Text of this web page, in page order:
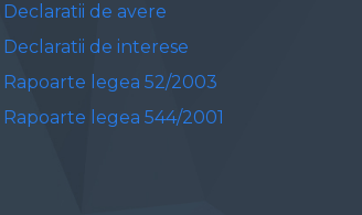
Declaratii de avere
Declaratii de interese
Rapoarte legea 52/2003
Rapoarte legea 544/2001